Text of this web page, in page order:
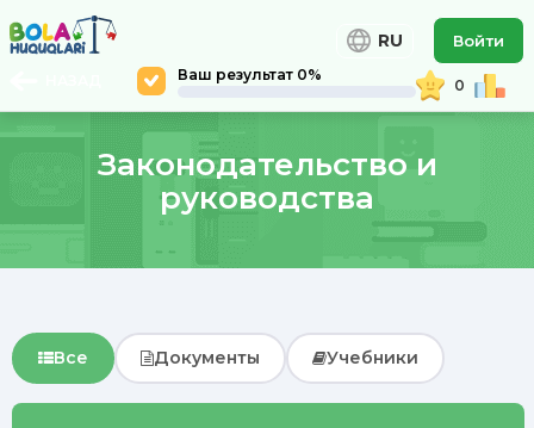
Ваш результат 0%
0
RU Войти
Законодательство и
руководства
Все Документы Учебники